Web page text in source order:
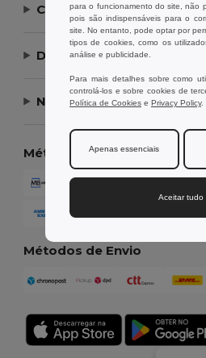
Contate-nos
Deixe-nos ajudar
Nossa Empresa
Métodos de Pagamento
Métodos de Envio
para o funcionamento do site, não
pois são indispensáveis para o
site. No entanto, pode optar por
tipos de cookies, como os
análise e publicidade.
Para mais detalhes sobre como
controlá-los e sobre cookies de
Política de Cookies e Privacy Policy.
Apenas essenciais
Aceitar tudo